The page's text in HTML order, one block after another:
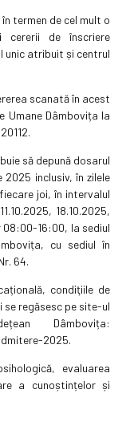
termen de cel mult o
de înscriere
unic atribuit și centrul
scanată în acest
Umane Dâmbovița la
să depună dosarul
inclusiv, în zilele
joi, în intervalul
18.10.2025,
08:00-16:00, la sediul
cu sediul în
64.
condiţiile de
regăsesc pe site-ul
Dâmbovița:
2025.
evaluarea
a cunoștințelor și